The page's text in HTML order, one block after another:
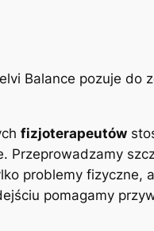
fizjoterapeutów
Przeprowadzamy
problemy fizyczne,
pomagamy